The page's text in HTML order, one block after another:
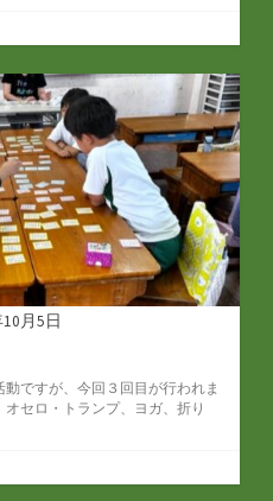
月5日
ですが、今回３回目が行われま
セロ・トランプ、ヨガ、折り